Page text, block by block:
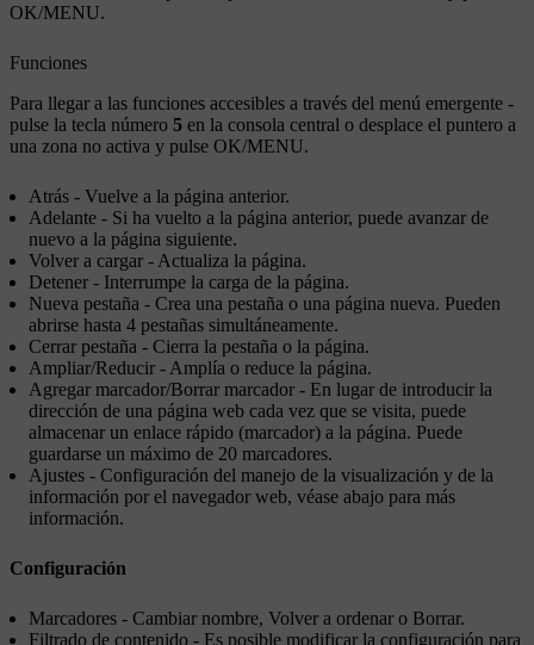
OK/MENU.
Funciones
Para llegar a las funciones accesibles a través del menú emergente -
pulse la tecla número 5 en la consola central o desplace el puntero a
una zona no activa y pulse OK/MENU.
Atrás - Vuelve a la página anterior.
Adelante - Si ha vuelto a la página anterior, puede avanzar de
nuevo a la página siguiente.
Volver a cargar - Actualiza la página.
Detener - Interrumpe la carga de la página.
Nueva pestaña - Crea una pestaña o una página nueva. Pueden
abrirse hasta 4 pestañas simultáneamente.
Cerrar pestaña - Cierra la pestaña o la página.
Ampliar/Reducir - Amplía o reduce la página.
Agregar marcador/Borrar marcador - En lugar de introducir la
dirección de una página web cada vez que se visita, puede
almacenar un enlace rápido (marcador) a la página. Puede
guardarse un máximo de 20 marcadores.
Ajustes - Configuración del manejo de la visualización y de la
información por el navegador web, véase abajo para más
información.
Configuración
Marcadores - Cambiar nombre, Volver a ordenar o Borrar.
Filtrado de contenido - Es posible modificar la configuración para